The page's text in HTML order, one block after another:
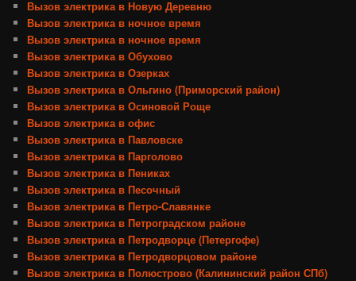
Вызов электрика в Новую Деревню
Вызов электрика в ночное время
Вызов электрика в ночное время
Вызов электрика в Обухово
Вызов электрика в Озерках
Вызов электрика в Ольгино (Приморский район)
Вызов электрика в Осиновой Роще
Вызов электрика в офис
Вызов электрика в Павловске
Вызов электрика в Парголово
Вызов электрика в Пениках
Вызов электрика в Песочный
Вызов электрика в Петро-Славянке
Вызов электрика в Петроградском районе
Вызов электрика в Петродворце (Петергофе)
Вызов электрика в Петродворцовом районе
Вызов электрика в Полюстрово (Калининский район СПб)